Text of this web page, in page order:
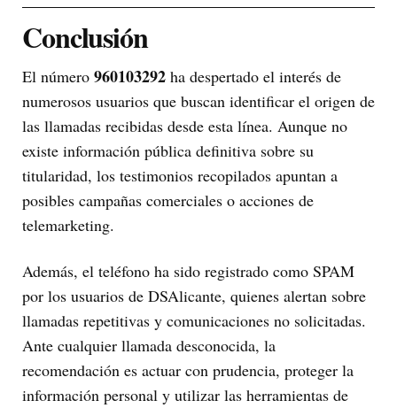
Conclusión
El número 960103292 ha despertado el interés de
numerosos usuarios que buscan identificar el origen de
las llamadas recibidas desde esta línea. Aunque no
existe información pública definitiva sobre su
titularidad, los testimonios recopilados apuntan a
posibles campañas comerciales o acciones de
telemarketing.
Además, el teléfono ha sido registrado como SPAM
por los usuarios de DSAlicante, quienes alertan sobre
llamadas repetitivas y comunicaciones no solicitadas.
Ante cualquier llamada desconocida, la
recomendación es actuar con prudencia, proteger la
información personal y utilizar las herramientas de